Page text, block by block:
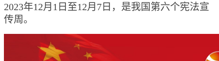
2023年12月 1 日至12月 7 日，是我国第六个宪法宣
传周。